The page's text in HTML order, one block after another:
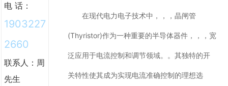
静止无功发生器
电涌保护器
软件产品
商业电费预缴方案解决
电 话：
1903227
2660
联系人：周
先生
在现代电力电子技术中，，，晶闸管
(Thyristor)作为一种重要的半导体器件，，，宽
泛应用于电流控制和调节领域。。其独特的开
关特性使其成为实现电流准确控制的理想选